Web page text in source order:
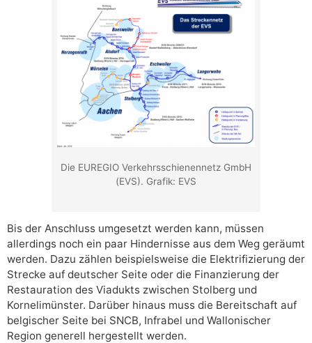
Die EUREGIO Verkehrsschienennetz GmbH
(EVS). Grafik: EVS
Bis der Anschluss umgesetzt werden kann, müssen
allerdings noch ein paar Hindernisse aus dem Weg geräumt
werden. Dazu zählen beispielsweise die Elektrifizierung der
Strecke auf deutscher Seite oder die Finanzierung der
Restauration des Viadukts zwischen Stolberg und
Kornelimünster. Darüber hinaus muss die Bereitschaft auf
belgischer Seite bei SNCB, Infrabel und Wallonischer
Region generell hergestellt werden.